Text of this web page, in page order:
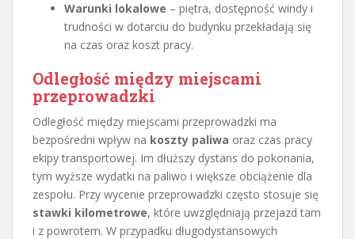
Warunki lokalowe – piętra, dostępność windy i
trudności w dotarciu do budynku przekładają się
na czas oraz koszt pracy.
Odległość między miejscami
przeprowadzki
Odległość między miejscami przeprowadzki ma
bezpośredni wpływ na koszty paliwa oraz czas pracy
ekipy transportowej. Im dłuższy dystans do pokonania,
tym wyższe wydatki na paliwo i większe obciążenie dla
zespołu. Przy wycenie przeprowadzki często stosuje się
stawki kilometrowe, które uwzględniają przejazd tam
i z powrotem. W przypadku długodystansowych